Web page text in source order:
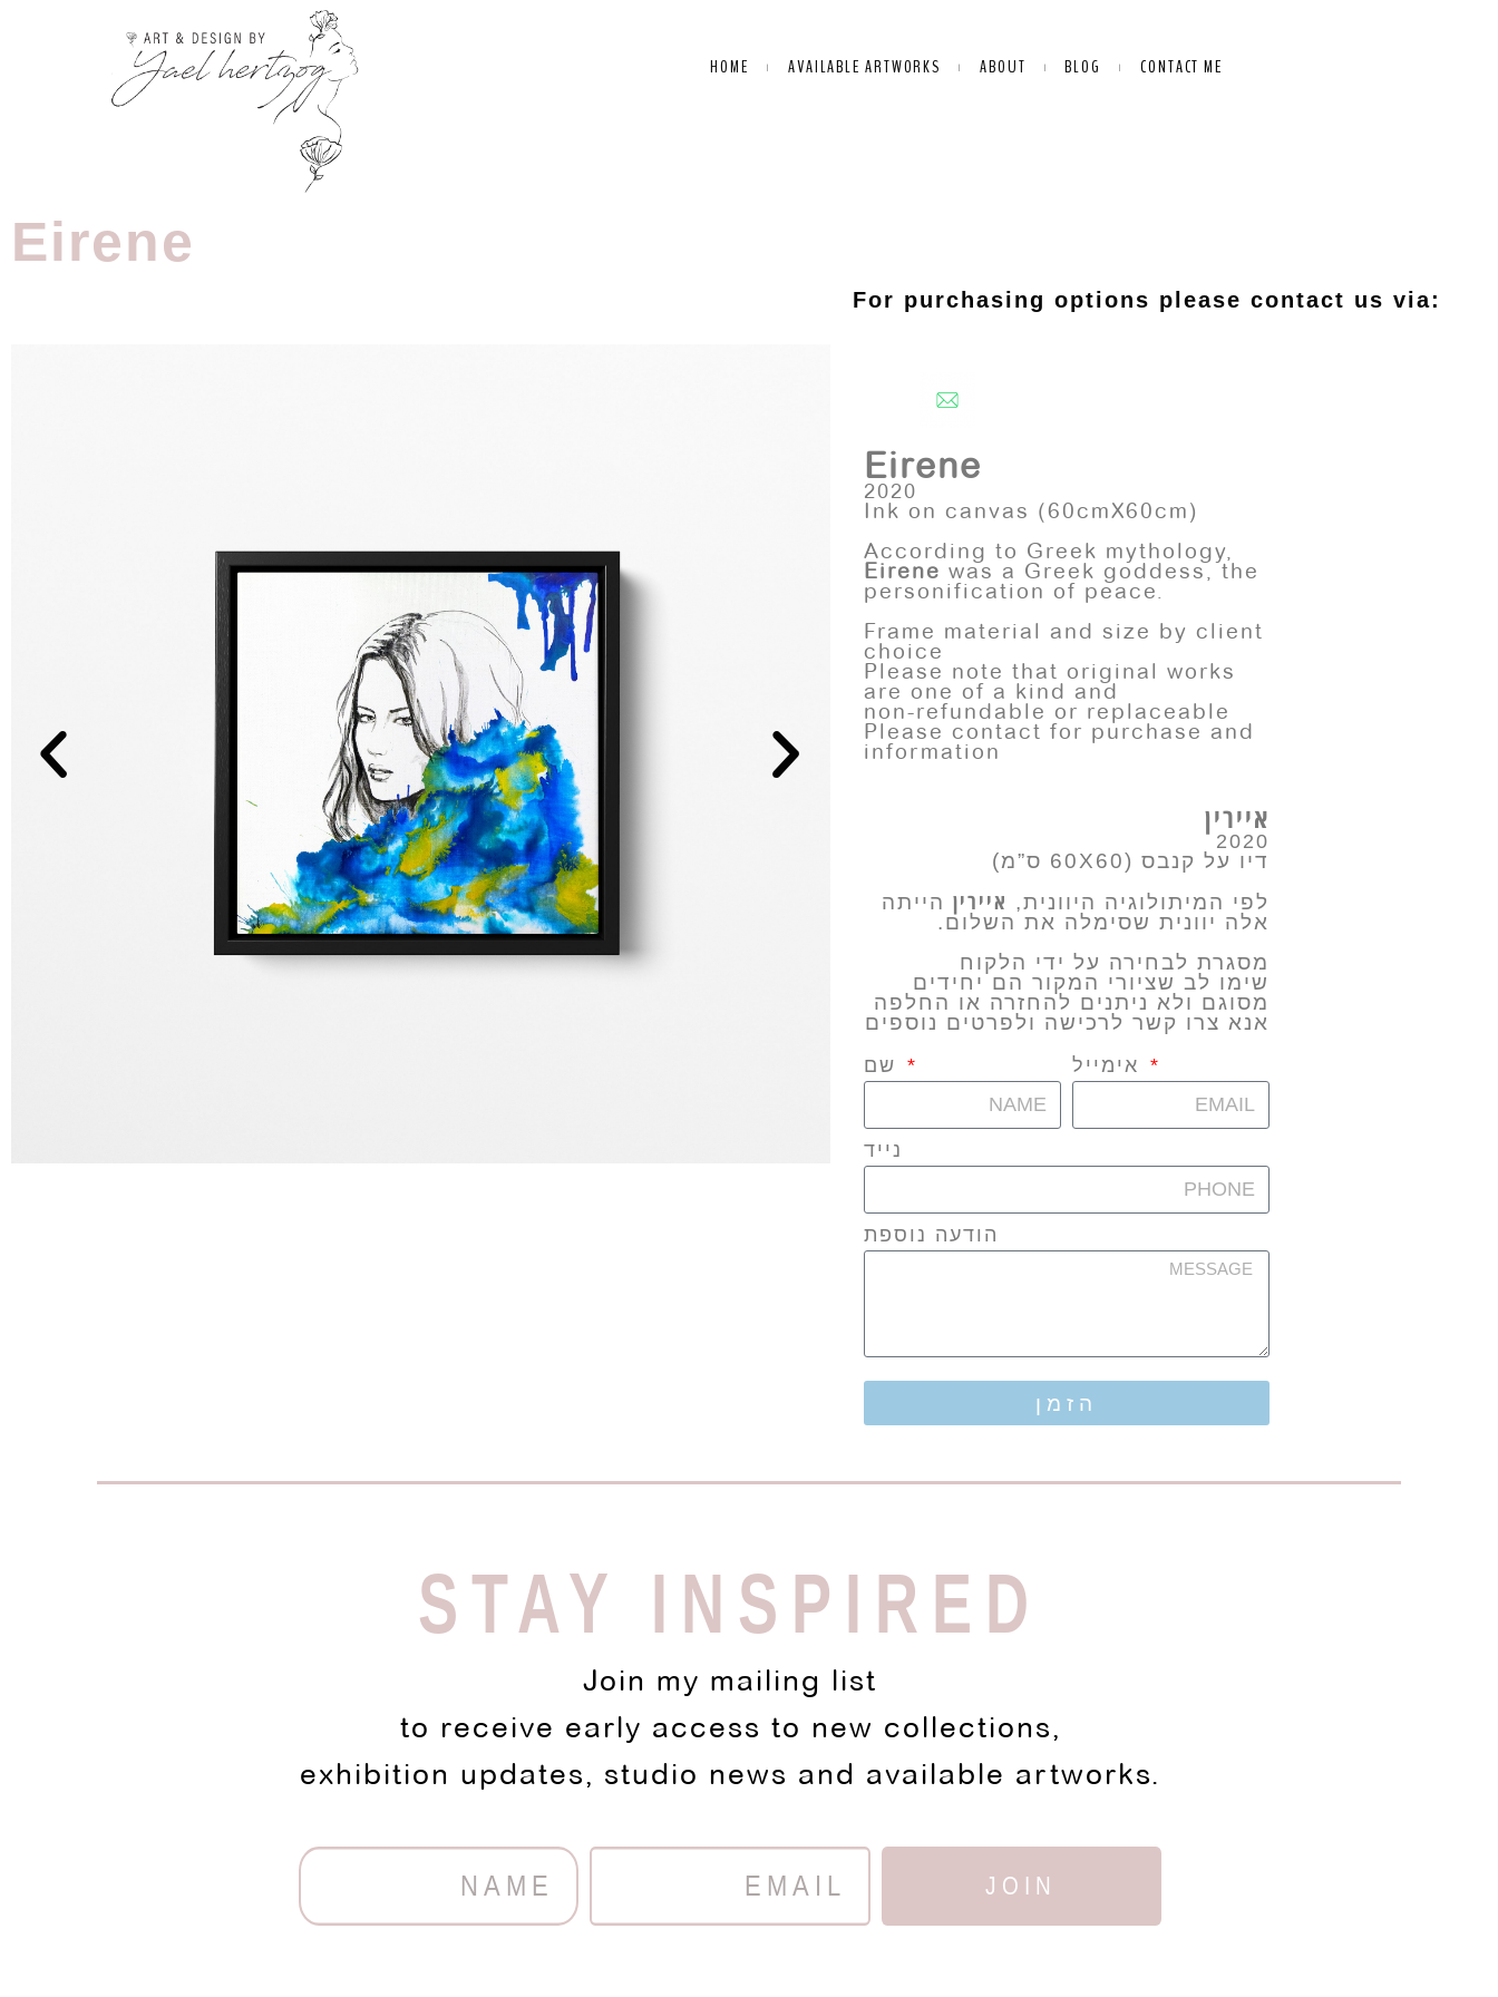
HOME AVAILABLE ARTWORKS ABOUT BLOG CONTACT ME
Eirene
For purchasing options please contact us via:
Eirene
2020
Ink on canvas (60cmX60cm)
According to Greek mythology,
Eirene was a Greek goddess, the
personification of peace.
Frame material and size by client
choice
Please note that original works
are one of a kind and
non-refundable or replaceable
Please contact for purchase and
information
איירין
2020
דיו על קנבס (60X60 ס”מ)
לפי המיתולוגיה היוונית, אייריןהייתה
אלה יוונית שסימלה את השלום.
מסגרת לבחירה על ידי הלקוח
שימו לב שציורי המקור הם יחידים
מסוגם ולא ניתנים להחזרה או החלפה
אנא צרו קשר לרכישה ולפרטים נוספים
נייד
הודעה נוספת
הזמן
STAY INSPIRED
Join my mailing list
to receive early access to new collections,
exhibition updates, studio news and available artworks.
JOIN